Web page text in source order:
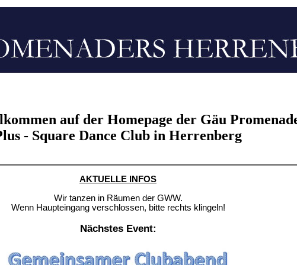
auf der Homepage der Gäu
- Square Dance Club in Herrenberg
AKTUELLE INFOS
Wir tanzen in Räumen der GWW.
Wenn Haupteingang verschlossen, bitte rechts klingeln!
Nächstes Event: